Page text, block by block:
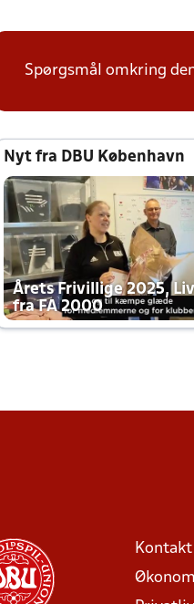
Spørgsmål omkring
Nyt fra DBU København
Årets Frivillige 2025,
fra FA 2000
Kontakt